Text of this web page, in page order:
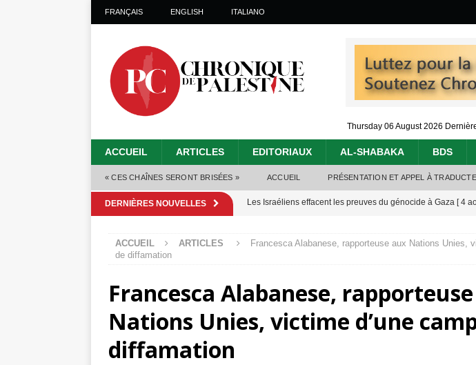
FRANÇAIS ENGLISH ITALIANO
Thursday 06 August 2026
ACCUEIL ARTICLES EDITORIAUX AL-SHABAKA BDS
« CES CHAÎNES SERONT BRISÉES » ACCUEIL PRÉSENTATION ET APPEL À
DERNIÈRES NOUVELLES Les Israéliens effacent les preuves du génocide à Gaza [ 4
tueries [ 4 août 2026 ]
toxiques [ 3 août 2026 ]
Comment un apiculteur tente de sauver ses abeilles à Gaza
ACCUEIL ARTICLES
Francesca Alabanese, rapporteuse aux Nations Unies,
de diffamation
Francesca Alabanese,
Nations Unies, victime d’une
diffamation